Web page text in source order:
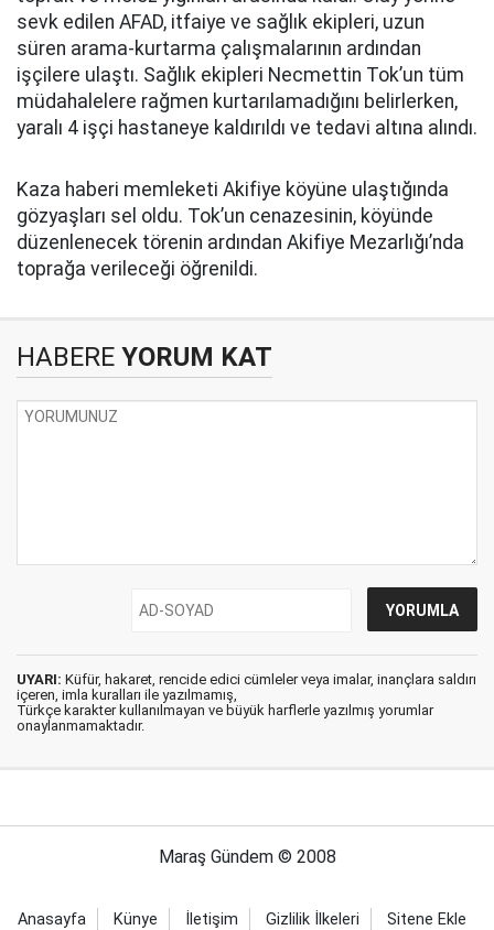
sevk edilen AFAD, itfaiye ve sağlık ekipleri, uzun
süren arama-kurtarma çalışmalarının ardından
işçilere ulaştı. Sağlık ekipleri Necmettin Tok’un tüm
müdahalelere rağmen kurtarılamadığını belirlerken,
yaralı 4 işçi hastaneye kaldırıldı ve tedavi altına alındı.
Kaza haberi memleketi Akifiye köyüne ulaştığında
gözyaşları sel oldu. Tok’un cenazesinin, köyünde
düzenlenecek törenin ardından Akifiye Mezarlığı’nda
toprağa verileceği öğrenildi.
HABERE YORUM KAT
UYARI: Küfür, hakaret, rencide edici cümleler veya imalar, inançlara saldırı
içeren, imla kuralları ile yazılmamış,
Türkçe karakter kullanılmayan ve büyük harflerle yazılmış yorumlar
onaylanmamaktadır.
Maraş Gündem © 2008
Anasayfa Künye İletişim Gizlilik İlkeleri Sitene Ekle